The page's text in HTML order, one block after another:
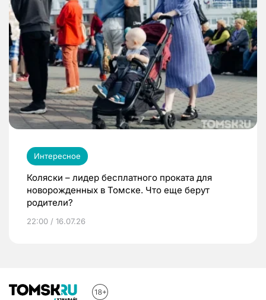
Интересное
Коляски – лидер бесплатного проката для
новорожденных в Томске. Что еще берут
родители?
22:00 / 16.07.26